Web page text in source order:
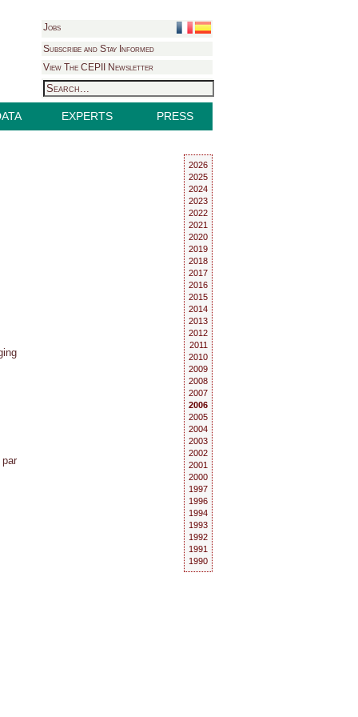
Jobs
Subscribe and Stay Informed
View The CEPII Newsletter
EXPERTS PRESS
2026
2025
2024
2023
2022
2021
2020
2019
2018
2017
2016
2015
2014
2013
2012
2011
2010
2009
2008
2007
2006
2005
2004
2003
2002
2001
2000
1997
1996
1994
1993
1992
1991
1990